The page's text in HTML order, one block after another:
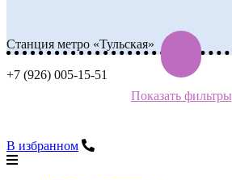
Станция метро «Тульская»
+7 (926) 005-15-51
В избранном
Показать фильтры